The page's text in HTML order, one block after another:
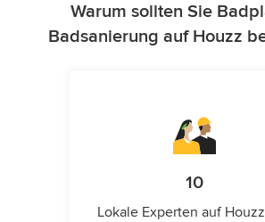
Warum sollten Sie
Badsanierung auf Houzz
10
Lokale Experten auf